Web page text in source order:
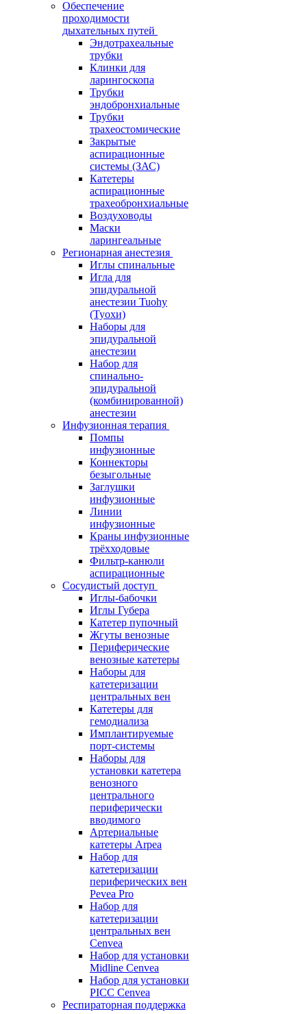
Обеспечение
проходимости
дыхательных путей
Эндотрахеальные
трубки
Клинки для
ларингоскопа
Трубки
эндобронхиальные
Трубки
трахеостомические
Закрытые
аспирационные
системы (ЗАС)
Катетеры
аспирационные
трахеобронхиальные
Воздуховоды
Маски
ларингеальные
Регионарная анестезия
Иглы спинальные
Игла для
эпидуральной
анестезии Tuohy
(Туохи)
Наборы для
эпидуральной
анестезии
Набор для
спинально-
эпидуральной
(комбинированной)
анестезии
Инфузионная терапия
Помпы
инфузионные
Коннекторы
безыгольные
Заглушки
инфузионные
Линии
инфузионные
Краны инфузионные
трёхходовые
Фильтр-канюли
аспирационные
Сосудистый доступ
Иглы-бабочки
Иглы Губера
Катетер пупочный
Жгуты венозные
Периферические
венозные катетеры
Наборы для
катетеризации
центральных вен
Катетеры для
гемодиализа
Имплантируемые
порт‑системы
Наборы для
установки катетера
венозного
центрального
периферически
вводимого
Артериальные
катетеры Arpea
Набор для
катетеризации
периферических вен
Pevea Pro
Набор для
катетеризации
центральных вен
Cenvea
Набор для установки
Midline Cenvea
Набор для установки
PICC Cenvea
Респираторная поддержка